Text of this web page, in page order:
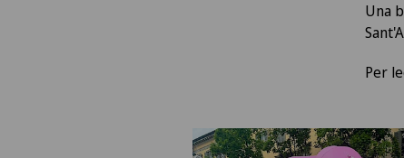
Una
Per